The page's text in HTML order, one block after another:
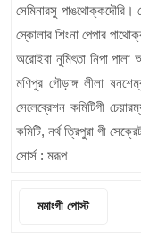
সেমিনারসু পাঙথোক্কদৌরি।
স্কোলার শিংনা পেপার
অরোইবা নুমিৎতা নিপা
মণিপুর গৌড়াঙ্গ লীলা
সেলেব্রেশন কমিটিগী
কমিটি, নর্থ ত্রিপুরা গী
সোর্স : মরূপ
মমাংগী পোস্ট